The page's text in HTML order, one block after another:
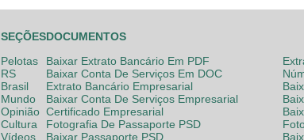
SEÇÕES
Pelotas
RS
Brasil
Mundo
Opinião
Cultura
Vídeos
DOCUMENTOS
Baixar Extrato Bancário Em PDF
Baixar Conta De Serviços Em DOC
Extrato Bancário Empresarial
Baixar Conta De Serviços Empresarial
Certificado Empresarial
Fotografia De Passaporte PSD
Baixar Passaporte PSD